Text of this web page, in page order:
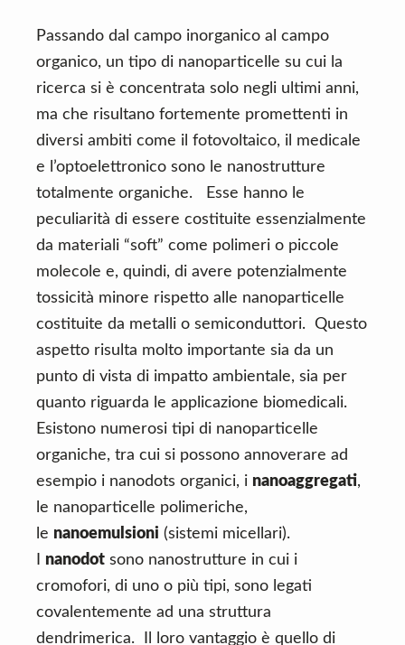
Passando dal campo inorganico al campo
organico, un tipo di nanoparticelle su cui la
ricerca si è concentrata solo negli ultimi anni,
ma che risultano fortemente promettenti in
diversi ambiti come il fotovoltaico, il medicale
e l’optoelettronico sono le nanostrutture
totalmente organiche. Esse hanno le
peculiarità di essere costituite essenzialmente
da materiali “soft” come polimeri o piccole
molecole e, quindi, di avere potenzialmente
tossicità minore rispetto alle nanoparticelle
costituite da metalli o semiconduttori. Questo
aspetto risulta molto importante sia da un
punto di vista di impatto ambientale, sia per
quanto riguarda le applicazione biomedicali.
Esistono numerosi tipi di nanoparticelle
organiche, tra cui si possono annoverare ad
esempio i nanodots organici, i nanoaggregati,
le nanoparticelle polimeriche,
le nanoemulsioni (sistemi micellari).
nanodot sono nanostrutture in cui i
cromofori, di uno o più tipi, sono legati
covalentemente ad una struttura
dendrimerica. Il loro vantaggio è quello di